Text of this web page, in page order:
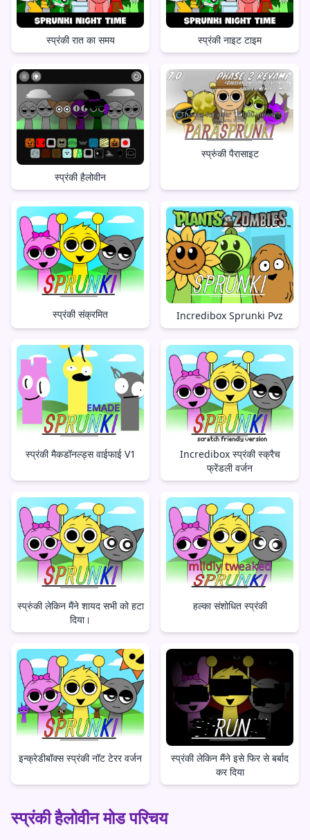
स्प्रंकी रात का समय स्प्रंकी नाइट टाइम
स्प्रंकी हैलोवीन
स्प्रुंकी पैरासाइट
स्प्रंकी संक्रमित Incredibox Sprunki Pvz
स्प्रंकी मैकडॉनल्ड्स वाईफाई V1
Incredibox स्प्रंकी स्क्रैच
फ्रेंडली वर्जन
स्प्रुंकी लेकिन मैंने शायद सभी को हटा
दिया।
हल्का संशोधित स्प्रंकी
इन्क्रेडीबॉक्स स्प्रंकी नॉट टेरर वर्जन
स्प्रंकी लेकिन मैंने इसे फिर से बर्बाद
कर दिया
स्प्रंकी हैलोवीन मोड परिचय